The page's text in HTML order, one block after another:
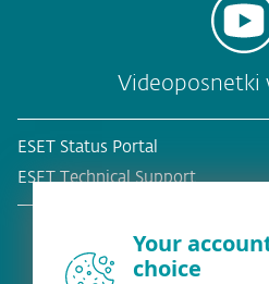
Videoposnetki
ESET Status Portal
ESET Technical Support
Your
choice